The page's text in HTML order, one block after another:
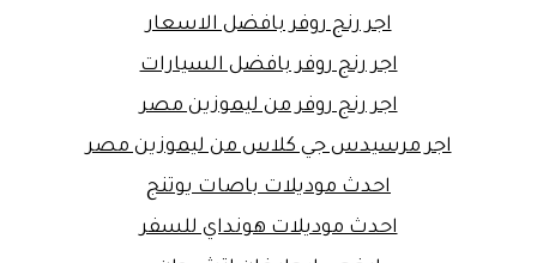
اجر رنج روفر بافضل الاسعار
اجر رنج روفر بافضل السيارات
اجر رنج روفر من ليموزين مصر
اجر مرسيدس جي كلاس من ليموزين مصر
احدث موديلات باصات يوتنج
احدث موديلات هونداي للسفر